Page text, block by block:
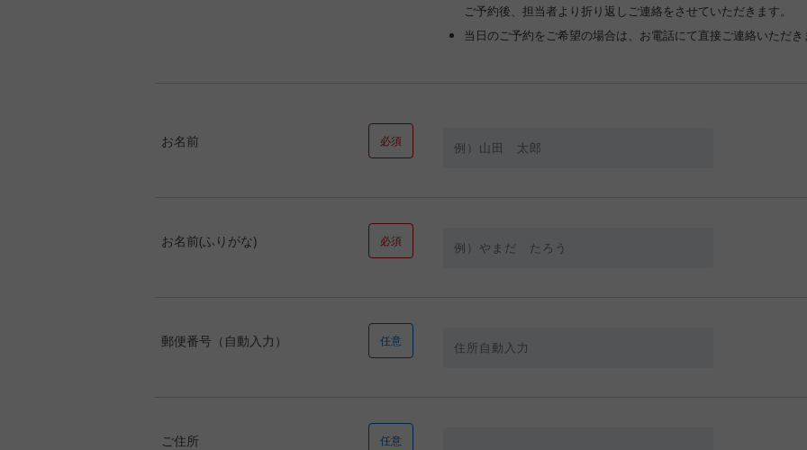
ご予約後、担当者より折り返しご連絡をさせていただきます。
当日のご予約をご希望の場合は、お電話にて直接ご連絡いただき
お名前 必須
お名前(ふりがな) 必須
郵便番号（自動入力） 任意
ご住所 任意